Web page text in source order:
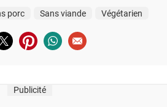
porc Sans viande Végétarien
sur facebook
sur twitter
Partager sur pinterest
Partager sur whatsapp
Envoyer à un ami
Publicité